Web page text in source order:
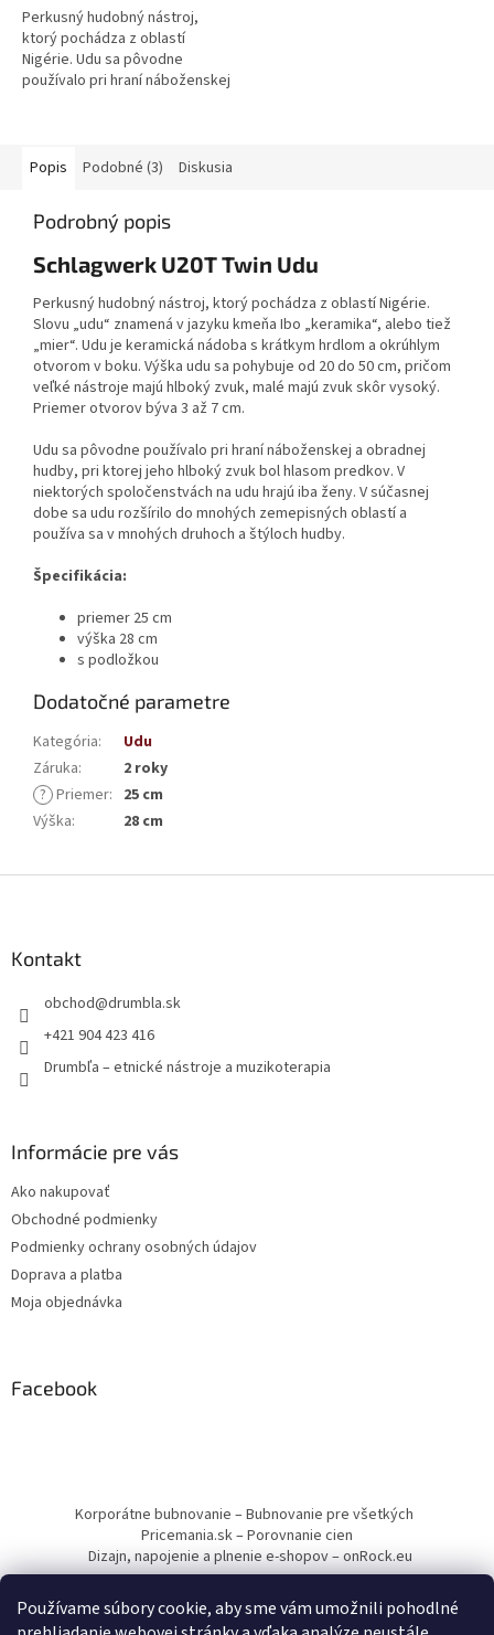
Používame súbory cookie, aby sme vám umožnili pohodlné
Perkusný hudobný nástroj,
ktorý pochádza z oblastí
Nigérie. Udu sa pôvodne
používalo pri hraní náboženskej
Popis Podobné (3) Diskusia
Podrobný popis
Schlagwerk U20T Twin Udu
Perkusný hudobný nástroj, ktorý pochádza z oblastí Nigérie.
Slovu „udu“ znamená v jazyku kmeňa Ibo „keramika“, alebo tiež
„mier“. Udu je keramická nádoba s krátkym hrdlom a okrúhlym
otvorom v boku. Výška udu sa pohybuje od 20 do 50 cm, pričom
veľké nástroje majú hlboký zvuk, malé majú zvuk skôr vysoký.
Priemer otvorov býva 3 až 7 cm.
Udu sa pôvodne používalo pri hraní náboženskej a obradnej
hudby, pri ktorej jeho hlboký zvuk bol hlasom predkov. V
niektorých spoločenstvách na udu hrajú iba ženy. V súčasnej
dobe sa udu rozšírilo do mnohých zemepisných oblastí a
používa sa v mnohých druhoch a štýloch hudby.
Špecifikácia:
priemer 25 cm
výška 28 cm
s podložkou
Dodatočné parametre
Kategória:
Udu
Záruka:
2 roky
? Priemer: 25 cm
Výška: 28 cm
Kontakt
obchod@drumbla.sk
+421 904 423 416
Drumbľa – etnické nástroje a muzikoterapia
Informácie pre vás
Ako nakupovať
Obchodné podmienky
Podmienky ochrany osobných údajov
Doprava a platba
Moja objednávka
Facebook
Korporátne bubnovanie – Bubnovanie pre všetkých
Pricemania.sk – Porovnanie cien
Dizajn, napojenie a plnenie e-shopov – onRock.eu